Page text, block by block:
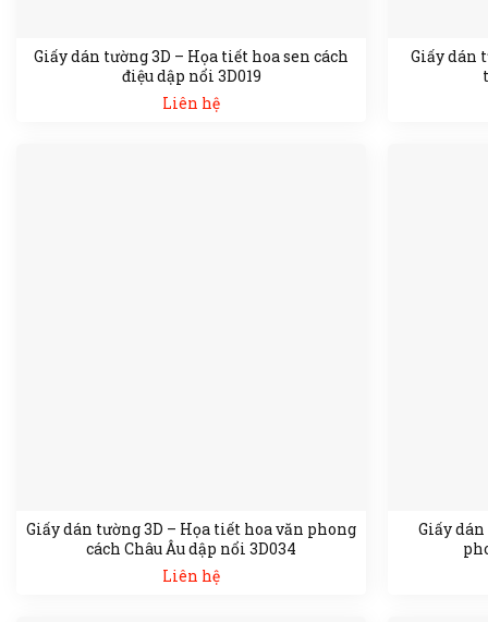
Giấy dán tường 3D – Họa tiết hoa sen cách
điệu dập nổi 3D019
Liên hệ
Giấy dán
Giấy dán tường 3D – Họa tiết hoa văn phong
cách Châu Âu dập nổi 3D034
Liên hệ
Giấy